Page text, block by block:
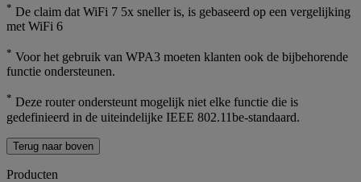
* De claim dat WiFi 7 5x sneller is, is gebaseerd op een vergelijking
met WiFi 6
* Voor het gebruik van WPA3 moeten klanten ook de bijbehorende
functie ondersteunen.
* Deze router ondersteunt mogelijk niet elke functie die is
gedefinieerd in de uiteindelijke IEEE 802.11be-standaard.
Terug naar boven
Producten